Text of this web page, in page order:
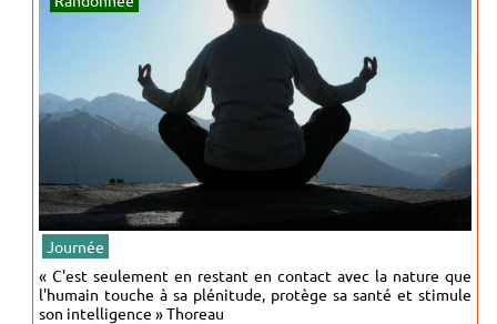
Journée
« C'est seulement en restant en contact avec la nature que
l'humain touche à sa plénitude, protège sa santé et stimule
son intelligence » Thoreau